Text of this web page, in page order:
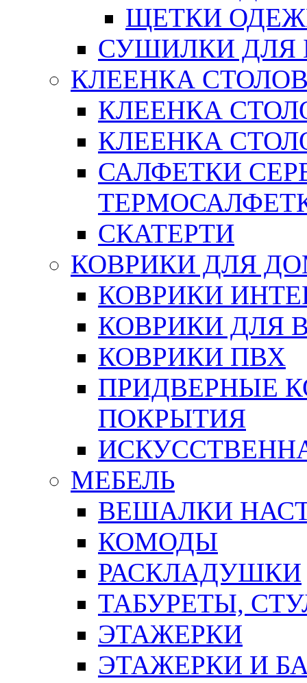
ЩЕТКИ
СУШИЛКИ ДЛЯ
КЛЕЕНКА
КЛЕЕНКА
КЛЕЕНКА
САЛФЕТКИ
СКАТЕРТИ
КОВРИКИ ДЛЯ
КОВРИКИ
КОВРИКИ ДЛЯ
КОВРИКИ ПВХ
ПРИДВЕРНЫЕ
ПОКРЫТИЯ
МЕБЕЛЬ
ВЕШАЛКИ
КОМОДЫ
РАСКЛАДУШКИ
ТАБУРЕТЫ,
ЭТАЖЕРКИ
ЭТАЖЕРКИ И